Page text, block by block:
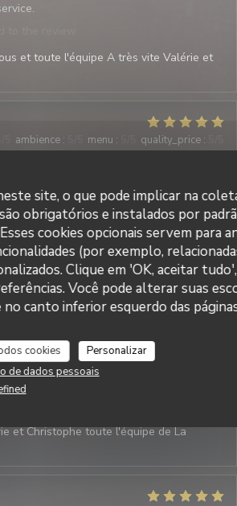
site, o que pode implicar na
obrigatórios e instalados por
cookies opcionais servem para
(por exemplo,
Clique em 'OK, aceitar
Você pode alterar suas
canto inferior esquerdo das
cookies
Personalizar
de dados pessoais
et toute l'équipe A très vite Valérie et
ambience : menu : quality_price :
moment autour de nos plats et desserts
déjeuner
/5 ambience: 5/5 menu: 5 /5 quality_price : 5/5
de l réservation, amabilité, très bon
, raport qualité-prix très corrects.
to the review
et Christophe toute l'équipe de La
& Bar